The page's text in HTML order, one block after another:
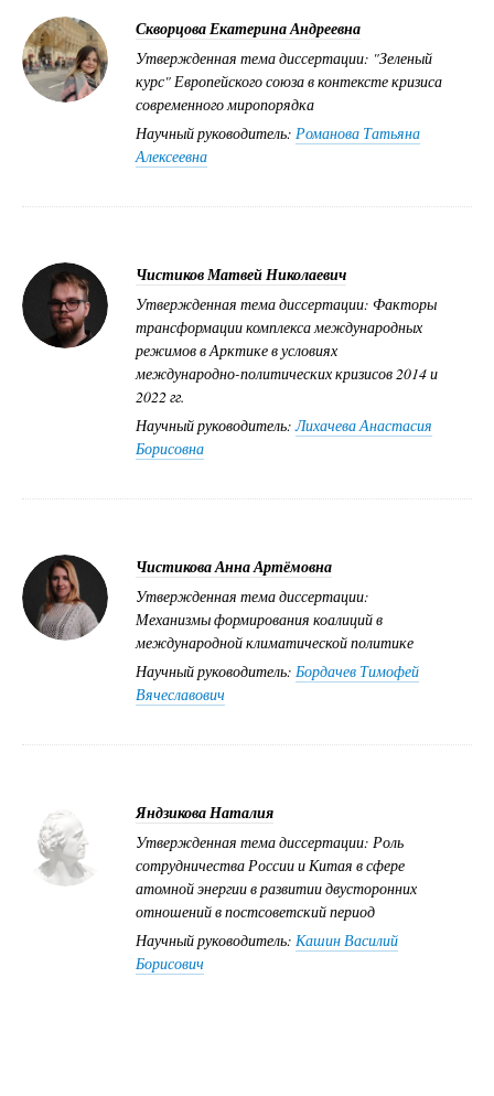
Скворцова Екатерина Андреевна
Утвержденная тема диссертации: "Зеленый
курс" Европейского союза в контексте кризиса
современного миропорядка
Научный руководитель: Романова Татьяна
Алексеевна
Чистиков Матвей Николаевич
Утвержденная тема диссертации: Факторы
трансформации комплекса международных
режимов в Арктике в условиях
международно-политических кризисов 2014 и
2022 гг.
Научный руководитель:Лихачева Анастасия
Борисовна
Чистикова Анна Артёмовна
Утвержденная тема диссертации:
Механизмы формирования коалиций в
международной климатической политике
Научный руководитель: Бордачев Тимофей
Вячеславович
Яндзикова Наталия
Утвержденная тема диссертации: Роль
сотрудничества России и Китая в сфере
атомной энергии в развитии двусторонних
отношений в постсоветский период
Научный руководитель: Кашин Василий
Борисович